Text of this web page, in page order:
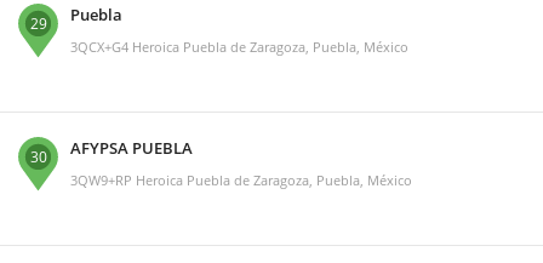
29 Puebla
3QCX+G4 Heroica Puebla de Zaragoza, Puebla, México
30 AFYPSA PUEBLA
3QW9+RP Heroica Puebla de Zaragoza, Puebla, México